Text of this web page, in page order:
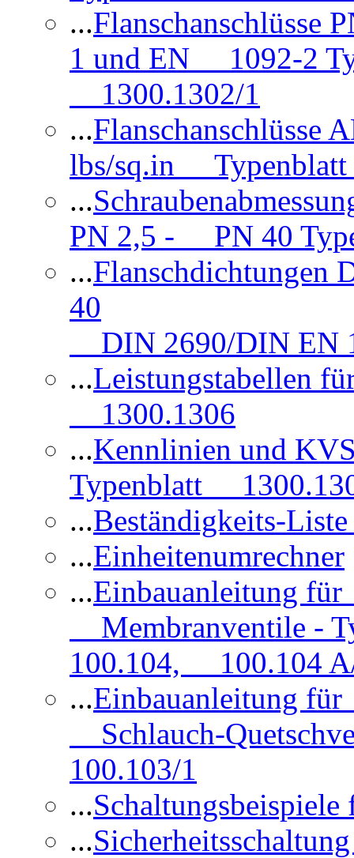
...
1 und EN 1092-2
1300.1302/1
...
lbs/sq.in Typenblatt
...
PN 2,5 - PN 40
...
40
DIN 2690/DIN EN
...Leistungstabellen
1300.1306
...Kennlinien und
Typenblatt
...Beständigkeits-
...Einheitenumrechner
...Einbauanleitung
Membranventile -
100.104, 100.104
...Einbauanleitung
Schlauch-
100.103/1
...
...